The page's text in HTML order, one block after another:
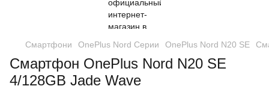
Смартфони OnePlus Nord Серии OnePlus Nord N20 SE
Смартфон OnePlus Nord N20 SE
4/128GB Jade Wave